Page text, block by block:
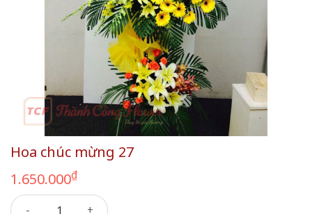
Hoa chúc mừng 27
1.650.000₫
Hoa chúc mừng 27 số lượng